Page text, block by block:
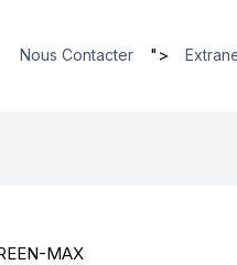
Nous Contacter ">
MAX